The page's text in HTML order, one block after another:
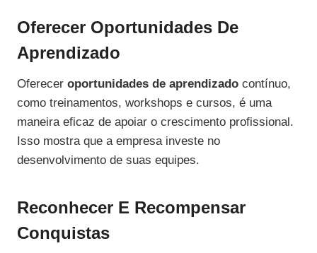
Oferecer Oportunidades De
Aprendizado
Oferecer oportunidades de aprendizado contínuo,
como treinamentos, workshops e cursos, é uma
maneira eficaz de apoiar o crescimento profissional.
Isso mostra que a empresa investe no
desenvolvimento de suas equipes.
Reconhecer E Recompensar
Conquistas